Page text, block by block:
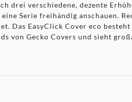
verschiedene, dezente
Serie freihändig anschauen.
Das EasyClick Cover eco besteht
von Gecko Covers und sieht